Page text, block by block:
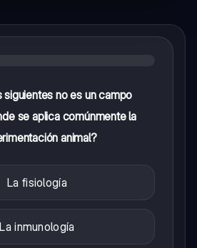
siguientes no es un campo
se aplica comúnmente la
animal?
La fisiología
La inmunología